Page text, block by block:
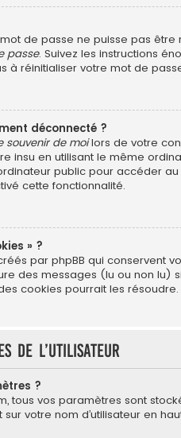
de passe ne puisse pas
passe. Suivez les instructions
à réinitialiser votre mot de
déconnecté ?
souvenir de moilors de votre
insu en utilisant le même
public pour accéder
cette fonctionnalité.
» ?
par phpBB qui conservent
des messages (lu ou non lu)
cookies pourrait les résoudre.
de l’utilisateur
?
tous vos paramètres sont
votre nom d’utilisateur en